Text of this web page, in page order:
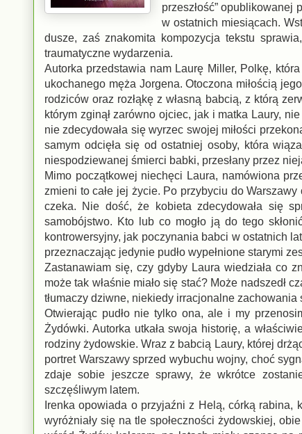
przeszłość” opublikowanej
w ostatnich miesiącach.
dusze, zaś znakomita kompozycja tekstu
traumatyczne wydarzenia.
Autorka przedstawia nam Laurę Miller, Polkę,
ukochanego męża Jorgena. Otoczona miłością
rodziców oraz rozłąkę z własną babcią, z którą
którym zginął zarówno ojciec, jak i matka Laury,
nie zdecydowała się wyrzec swojej miłości
samym odcięła się od ostatniej osoby, która
niespodziewanej śmierci babki, przesłany przez
Mimo początkowej niechęci Laura, namówiona
zmieni to całe jej życie. Po przybyciu do
czeka. Nie dość, że kobieta zdecydowała się
samobójstwo. Kto lub co mogło ją do tego
kontrowersyjny, jak poczynania babci w ostatnich
przeznaczając jedynie pudło wypełnione starymi
Zastanawiam się, czy gdyby Laura wiedziała co
może tak właśnie miało się stać? Może nadszedł
tłumaczy dziwne, niekiedy irracjonalne zachowania
Otwierając pudło nie tylko ona, ale i my
Żydówki. Autorka utkała swoja historię, a
rodziny żydowskie. Wraz z babcią Laury, której
portret Warszawy sprzed wybuchu wojny, choć
zdaje sobie jeszcze sprawy, że wkrótce
szczęśliwym latem.
Irenka opowiada o przyjaźni z Helą, córką
wyróżniały się na tle społeczności żydowskiej,